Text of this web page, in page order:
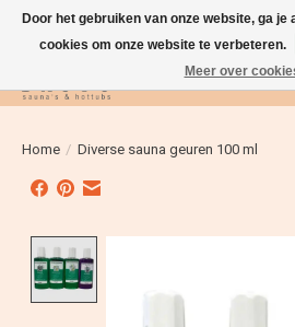
Home / Diverse sauna geuren 100 ml
Door het gebruiken van onze website, ga
cookies om onze website te verbeteren.
Meer over